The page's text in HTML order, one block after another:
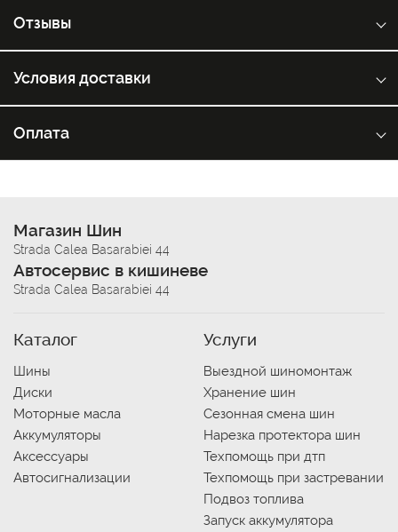
Отзывы
Условия доставки
Оплата
Магазин Шин
Strada Calea Basarabiei 44
Автосервис в кишиневе
Strada Calea Basarabiei 44
Каталог
Шины
Диски
Моторные масла
Аккумуляторы
Аксессуары
Автосигнализации
Услуги
Выездной шиномонтаж
Хранение шин
Сезонная смена шин
Нарезка протектора шин
Техпомощь при дтп
Техпомощь при застревании
Подвоз топлива
Запуск аккумулятора